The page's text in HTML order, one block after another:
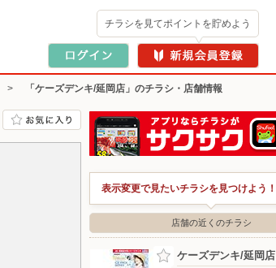
チラシを見てポイントを貯めよう
> 「ケーズデンキ/延岡店」のチラシ・店舗情報
表示変更で見たいチラシを見つけよう！
店舗の近くのチラシ
ケーズデンキ/延岡店